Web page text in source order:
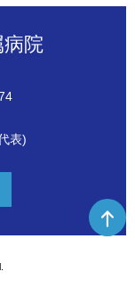
院
表)